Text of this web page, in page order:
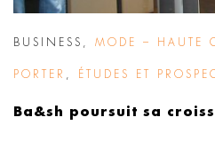
BUSINESS MODE – HAUTE
PORTER ÉTUDES ET
Ba&sh poursuit sa